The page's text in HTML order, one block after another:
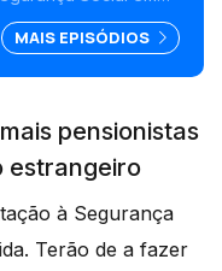
os portugueses no
para apresentação
MAIS EPISÓDIOS
pensionistas
estrangeiro
à Segurança
Terão de a fazer